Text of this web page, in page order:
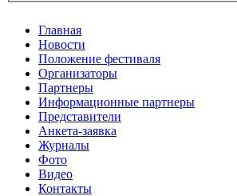
Главная
Новости
Положение фестиваля
Организаторы
Партнеры
Информационные партнеры
Представители
Анкета-заявка
Журналы
Фото
Видео
Контакты